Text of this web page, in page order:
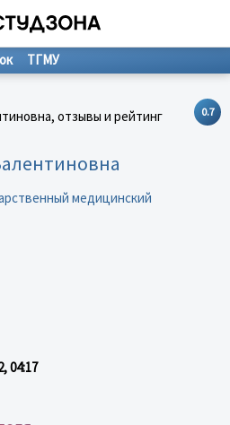
ТГМУ
0.7
медицинский
04:17